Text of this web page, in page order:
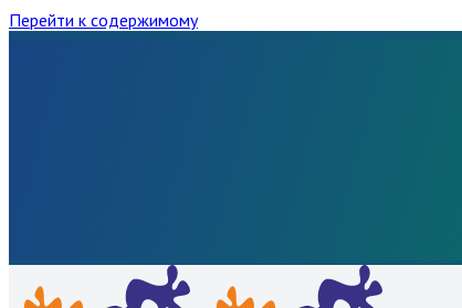
Перейти к содержимому